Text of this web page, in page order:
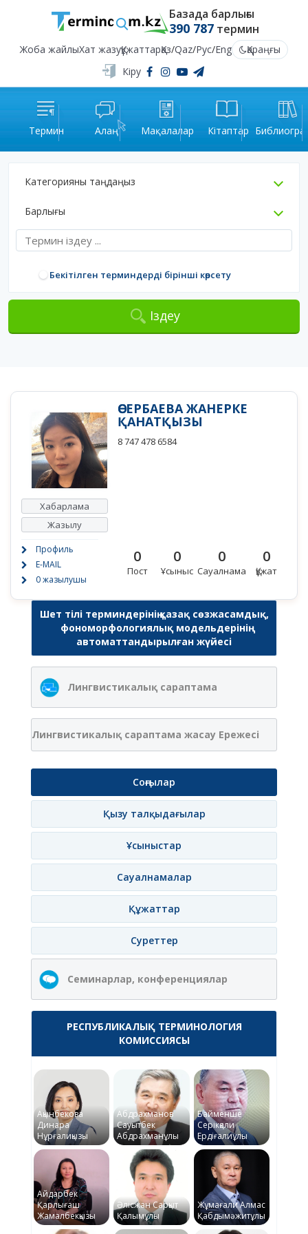
Базада барлығы
390 787термин
Жоба жайлыХат жазуҚұжаттарҚаз/Qaz/Рус/Eng
Қараңғы
Кіру
Термин Алаң Мақалалар Кітаптар
Категорияны таңдаңыз
Барлығы
Бекітілген терминдерді бірінші көрсету
Іздеу
Хабарлама
Жазылу
Профиль
E-MAIL
0 жазылушы
ӨСЕРБАЕВА ЖАНЕРКЕ
ҚАНАТҚЫЗЫ
8 747 478 6584
0
Пост
0
Ұсыныс
0
Сауалнама
0
Құжат
Шет тілі терминдерінің қазақ сөзжасамдық,
фономорфологиялық модельдерінің
автоматтандырылған жүйесі
Лингвистикалық сараптама
Лингвистикалық сараптама жасау Ережесі
Соңғылар
Қызу талқыдағылар
Ұсыныстар
Сауалнамалар
Құжаттар
Суреттер
Семинарлар, конференциялар
РЕСПУБЛИКАЛЫҚ ТЕРМИНОЛОГИЯ
КОМИССИЯСЫ
Ақынбекова
Динара
Нұрғалиқызы
Абдрахманов
Сауытбек
Абдрахманұлы
Байменше
Серікқали
Ердіғалиұлы
Айдарбек
Қарлығаш
Жамалбекқызы
Әлісжан Сарқыт
Қалымұлы
Жұмағали Алмас
Қабдымәжитұлы